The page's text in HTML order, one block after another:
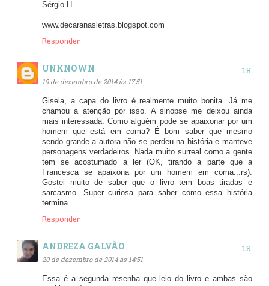
Sérgio H.
www.decaranasletras.blogspot.com
Responder
UNKNOWN
19 de dezembro de 2014 às 17:51
Gisela, a capa do livro é realmente muito bonita. Já me
chamou a atenção por isso. A sinopse me deixou ainda
mais interessada. Como alguém pode se apaixonar por um
homem que está em coma? É bom saber que mesmo
sendo grande a autora não se perdeu na história e manteve
personagens verdadeiros. Nada muito surreal como a gente
tem se acostumado a ler (OK, tirando a parte que a
Francesca se apaixona por um homem em coma...rs).
Gostei muito de saber que o livro tem boas tiradas e
sarcasmo. Super curiosa para saber como essa história
termina.
Responder
ANDREZA GALVÃO
20 de dezembro de 2014 às 14:51
Essa é a segunda resenha que leio do livro e ambas são